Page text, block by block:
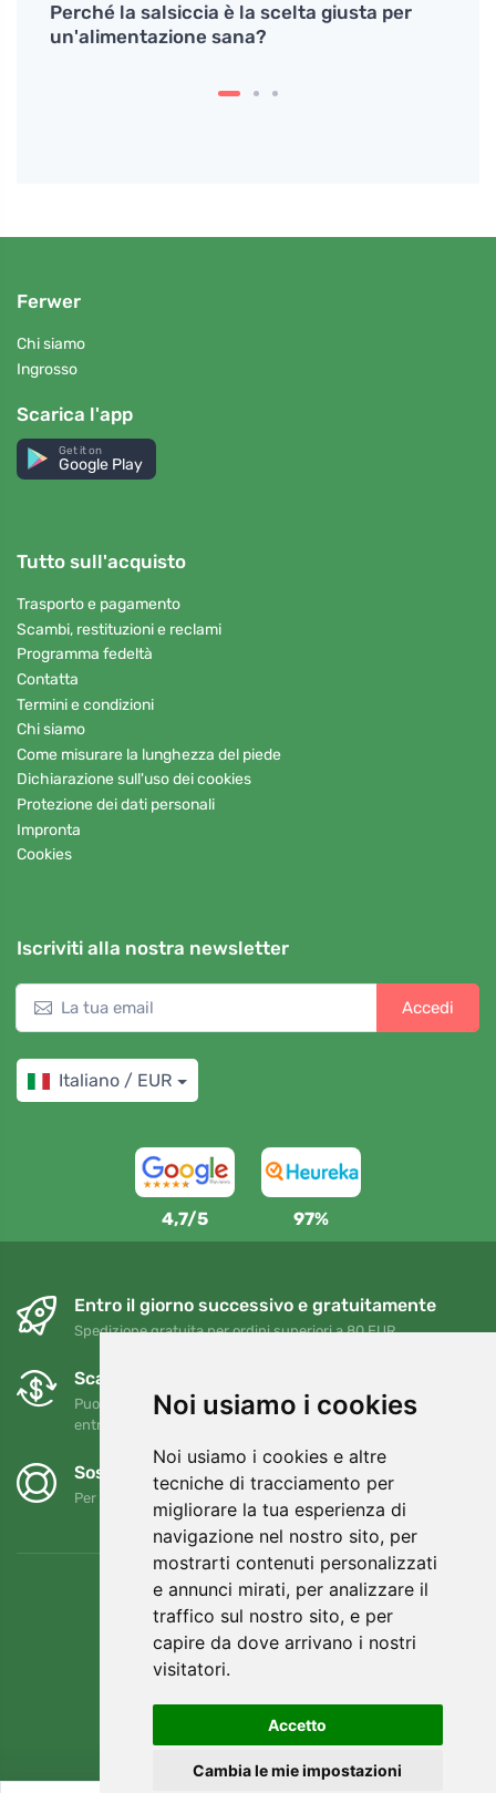
Noi usiamo i cookies
Noi usiamo i cookies e altre
tecniche di tracciamento per
migliorare la tua esperienza di
navigazione nel nostro sito, per
mostrarti contenuti personalizzati
e annunci mirati, per analizzare il
traffico sul nostro sito, e per
capire da dove arrivano i nostri
visitatori.
Accetto
Cambia le mie impostazioni
Perché la salsiccia è la scelta giusta per
un'alimentazione sana?
Ferwer
Chi siamo
Ingrosso
Scarica l'app
Get it on
Google Play
Tutto sull'acquisto
Trasporto e pagamento
Scambi, restituzioni e reclami
Programma fedeltà
Contatta
Termini e condizioni
Chi siamo
Come misurare la lunghezza del piede
Dichiarazione sull'uso dei cookies
Protezione dei dati personali
Impronta
Cookies
Iscriviti alla nostra newsletter
Accedi
Italiano / EUR
4,7/5 97%
Entro il giorno successivo e gratuitamente
Spedizione gratuita per ordini superiori a 80 EUR
Scambi e resi gratuiti
Puoi restituire o cambiare il tuo ordine in qualsiasi momento
entro 90 giorni
Sosteniamo Trees.org
Per ogni ordine piantiamo un albero! Leggi di più